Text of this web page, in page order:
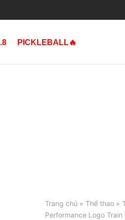
PICKLEBALL🔥
Trang chủ » Thể thao »
Performance Logo